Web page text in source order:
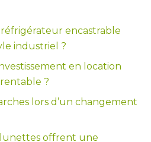
encastrable
industriel ?
en location
?
lors d’un changement
lunettes offrent une